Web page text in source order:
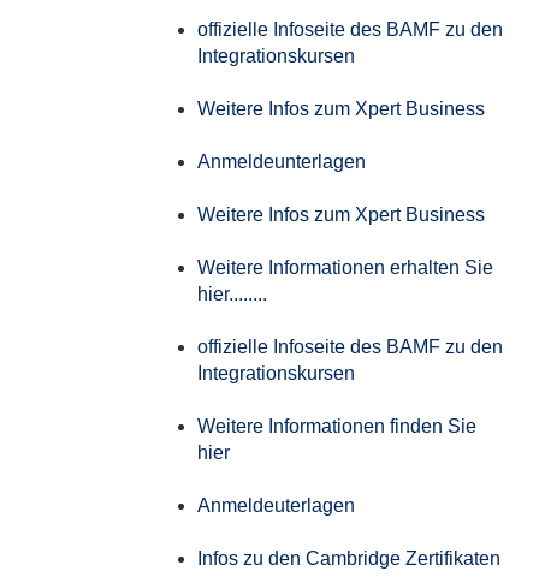
offizielle Infoseite des BAMF zu den
Integrationskursen
Weitere Infos zum Xpert Business
Anmeldeunterlagen
Weitere Infos zum Xpert Business
Weitere Informationen erhalten Sie
hier........
offizielle Infoseite des BAMF zu den
Integrationskursen
Weitere Informationen finden Sie
hier
Anmeldeuterlagen
Infos zu den Cambridge Zertifikaten